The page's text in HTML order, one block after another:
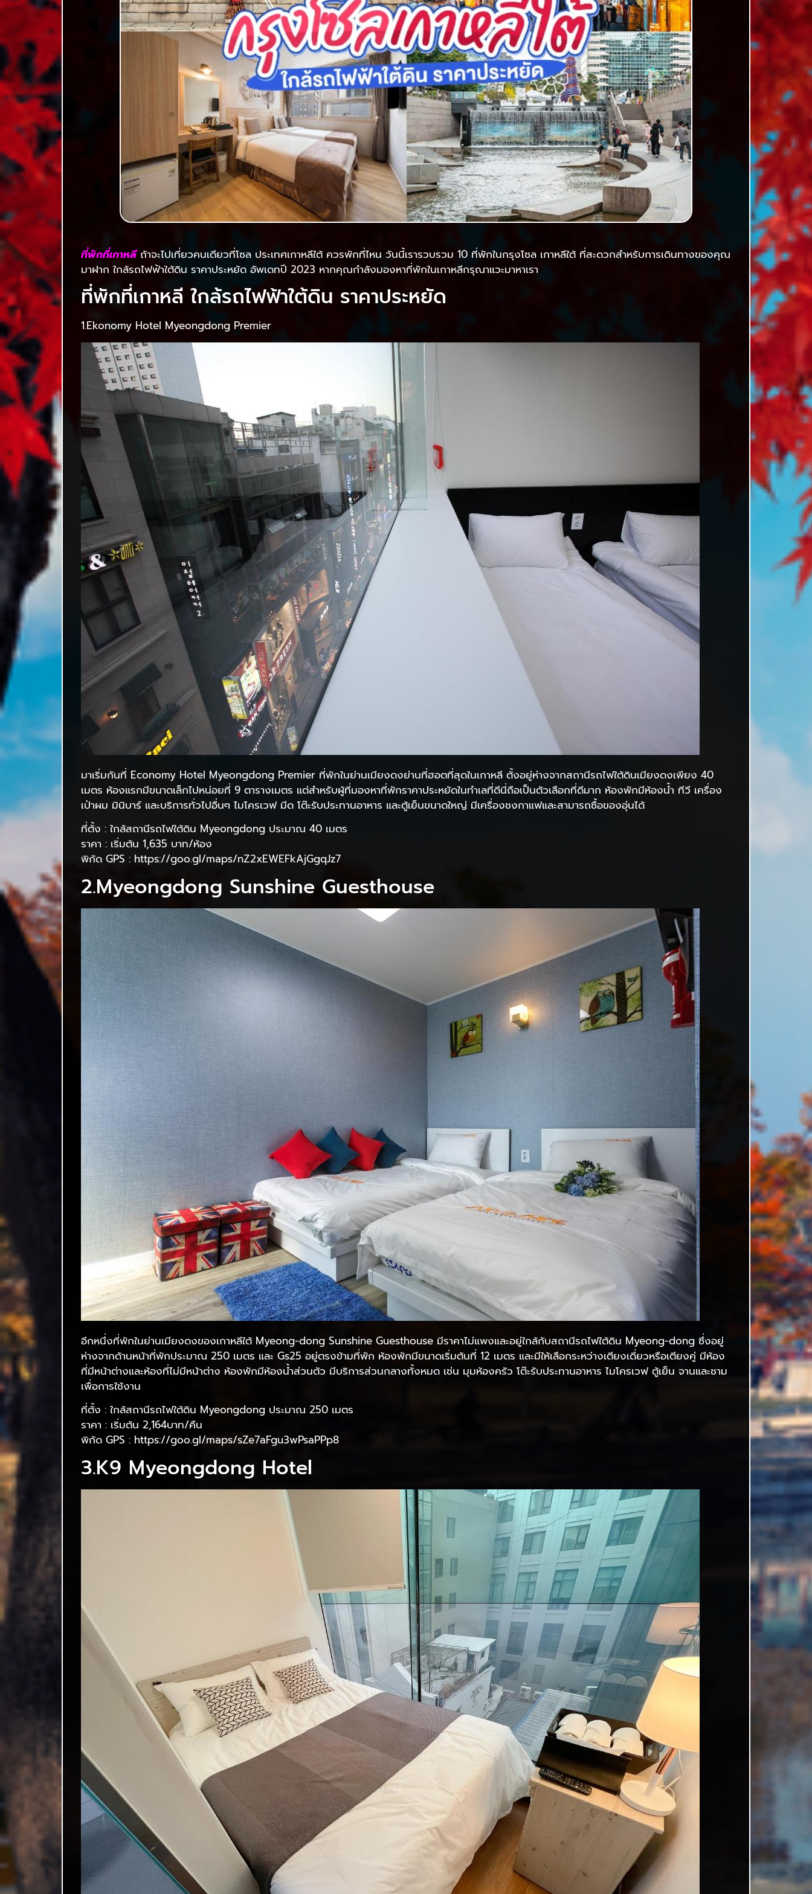
ที่พักที่เกาหลีถ้าจะไปเที่ยวคนเดียวที่โซล ประเทศเกาหลีใต้ ควรพักที่ไหน วันนี้เรารวบรวม 10 ที่พักในกรุงโซล เกาหลีใต้ ที่สะดวกสำหรับการเดินทางของคุณ
มาฝาก ใกล้รถไฟฟ้าใต้ดิน ราคาประหยัด อัพเดทปี 2023 หากคุณกำลังมองหาที่พักในเกาหลีกรุณาแวะมาหาเรา
ที่พักที่เกาหลี ใกล้รถไฟฟ้าใต้ดิน ราคาประหยัด
1.Ekonomy Hotel Myeongdong Premier
มาเริ่มกันที่ Economy Hotel Myeongdong Premier ที่พักในย่านเมียงดงย่านที่ฮอตที่สุดในเกาหลี ตั้งอยู่ห่างจากสถานีรถไฟใต้ดินเมียงดงเพียง 40
เมตร ห้องแรกมีขนาดเล็กไปหน่อยที่ 9 ตารางเมตร แต่สำหรับผู้ที่มองหาที่พักราคาประหยัดในทำเลที่ดีนี่ถือเป็นตัวเลือกที่ดีมาก ห้องพักมีห้องน้ำ ทีวี เครื่อง
เป่าผม มินิบาร์ และบริการทั่วไปอื่นๆ ไมโครเวฟ มีด โต๊ะรับประทานอาหาร และตู้เย็นขนาดใหญ่ มีเครื่องชงกาแฟและสามารถซื้อของอุ่นได้
ที่ตั้ง : ใกล้สถานีรถไฟใต้ดิน Myeongdong ประมาณ 40 เมตร
ราคา : เริ่มต้น 1,635 บาท/ห้อง
พิกัด GPS : https://goo.gl/maps/nZ2xEWEFkAjGgqJz7
2.Myeongdong Sunshine Guesthouse
อีกหนึ่งที่พักในย่านเมียงดงของเกาหลีใต้ Myeong-dong Sunshine Guesthouse มีราคาไม่แพงและอยู่ใกล้กับสถานีรถไฟใต้ดิน Myeong-dong ซึ่งอยู่
ห่างจากด้านหน้าที่พักประมาณ 250 เมตร และ Gs25 อยู่ตรงข้ามที่พัก ห้องพักมีขนาดเริ่มต้นที่ 12 เมตร และมีให้เลือกระหว่างเตียงเดี่ยวหรือเตียงคู่ มีห้อง
ที่มีหน้าต่างและห้องที่ไม่มีหน้าต่าง ห้องพักมีห้องน้ำส่วนตัว มีบริการส่วนกลางทั้งหมด เช่น มุมห้องครัว โต๊ะรับประทานอาหาร ไมโครเวฟ ตู้เย็น จานและชาม
เพื่อการใช้งาน
ที่ตั้ง : ใกล้สถานีรถไฟใต้ดิน Myeongdong ประมาณ 250 เมตร
ราคา : เริ่มต้น 2,164บาท/คืน
พิกัด GPS : https://goo.gl/maps/sZe7aFgu3wPsaPPp8
3.K9 Myeongdong Hotel